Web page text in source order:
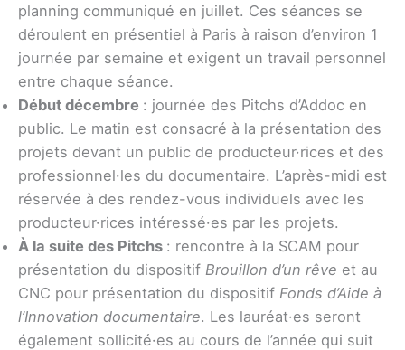
planning communiqué en juillet. Ces séances se
déroulent en présentiel à Paris à raison d’environ 1
journée par semaine et exigent un travail personnel
entre chaque séance.
Début décembre : journée des Pitchs d’Addoc en
public. Le matin est consacré à la présentation des
projets devant un public de producteur·rices et des
professionnel·les du documentaire. L’après-midi est
réservée à des rendez-vous individuels avec les
producteur·rices intéressé·es par les projets.
À la suite des Pitchs : rencontre à la SCAM pour
présentation du dispositif Brouillon d’un rêve et au
CNC pour présentation du dispositif Fonds d’Aide à
l’Innovation documentaire. Les lauréat·es seront
également sollicité·es au cours de l’année qui suit